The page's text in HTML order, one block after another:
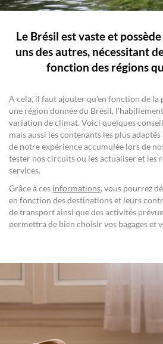
Le Brésil est vaste et
uns des autres, nécessitant
fonction des régions
A cela, il faut ajouter qu’en fonction de la
une région donnée du Brésil,
variation de climat. Voici quelques
mais aussi les contenants les plus
de notre expérience accumulée lors de
tester nos circuits ou les actualiser et les
services.
Grâce à ces informations, vous pourrez
en fonction des destinations et leurs
de transport ainsi que des activités
permettra de bien choisir vos bagages et